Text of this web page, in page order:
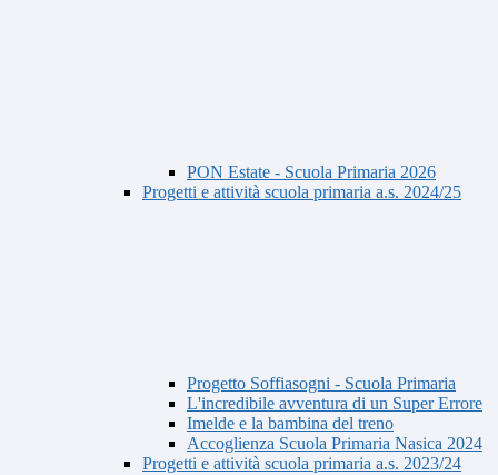
PON Estate - Scuola Primaria 2026
Progetti e attività scuola primaria a.s. 2024/25
Progetto Soffiasogni - Scuola Primaria
L'incredibile avventura di un Super Errore
Imelde e la bambina del treno
Accoglienza Scuola Primaria Nasica 2024
Progetti e attività scuola primaria a.s. 2023/24